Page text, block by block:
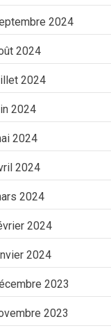
2024
2024
2024
2024
2024
2024
2024
2024
2024
2023
2023